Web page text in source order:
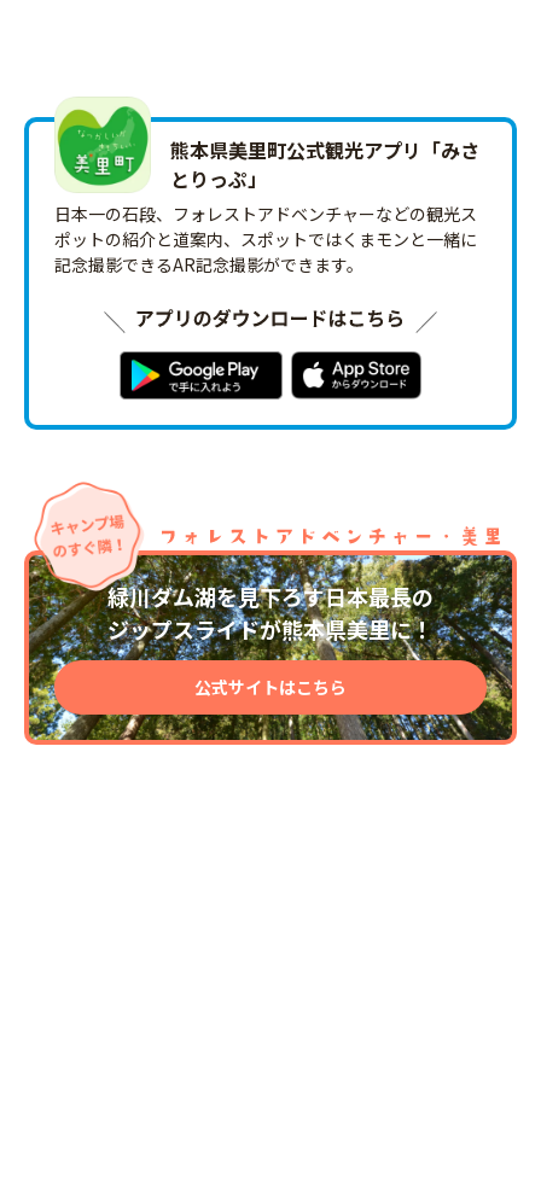
熊本県美里町公式観光アプリ「みさ
とりっ‪ぷ‬」
日本一の石段、フォレストアドベンチャーなどの観光ス
ポットの紹介と道案内、スポットではくまモンと一緒に
記念撮影できるAR記念撮影ができます。
緑川ダム湖を見下ろす日本最長の
ジップスライドが熊本県美里に！
公式サイトはこちら